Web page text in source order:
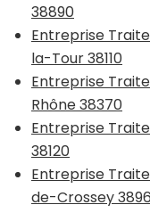
38890
Entreprise
la-Tour 38110
Entreprise
Rhône 38370
Entreprise
38120
Entreprise
de-Crossey